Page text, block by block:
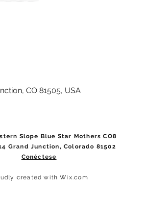
CO 81505, USA
Slope Blue Star Mothers CO8
Grand Junction, Colorado 81502
Conéctese
created with Wix.com